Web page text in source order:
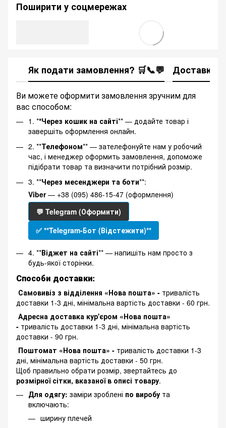
Поширити у соцмережах
Як подати замовлення? 🛒📞💬 Доставка
Ви можете оформити замовлення зручним для
вас способом:
1. **Через кошик на сайті** — додайте товар і
завершіть оформлення онлайн.
2. **Телефоном** — зателефонуйте нам у робочий
час, і менеджер оформить замовлення, допоможе
підібрати товар та визначити потрібний розмір.
3. **Через месенджери та боти**:
Viber— +38 (095) 486-15-47 (оформлення)
💬 Telegram (Оформити)
✅ **Telegram-Бот (Відстежити)**
4. **Віджет на сайті** — напишіть нам просто з
будь-якої сторінки.
Способи доставки:
Самовивіз з відділення «Нова пошта» - тривалість
доставки 1-3 дні, мінімальна вартість доставки - 60 грн.
Адресна доставка кур'єром «Нова пошта»
- тривалість доставки 1-3 дні, мінімальна вартість
доставки - 90 грн.
Поштомат «Нова пошта» - тривалість доставки 1-3
дні, мінімальна вартість доставки - 50 грн.
Щоб правильно обрати розмір, звертайтесь до
розмірної сітки, вказаної в описі товару.
Для одягу: заміри зроблені по виробу та
включають:
ширину плечей